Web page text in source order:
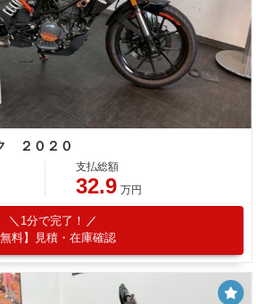
２０２０
支払総額
32.9 万円
1分で完了！
無料】見積・在庫確認